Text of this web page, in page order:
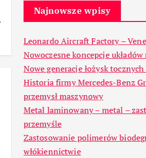
Najnowsze wpisy
Leonardo Aircraft Factory –
Nowoczesne koncepcje
Nowe generacje łożysk
Historia firmy Mercedes-Benz
przemysł maszynowy
Metal laminowany – metal –
przemyśle
Zastosowanie polimerów
włókiennictwie